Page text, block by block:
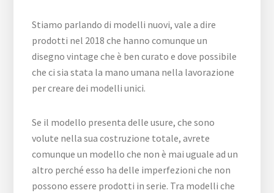
Stiamo parlando di modelli nuovi, vale a dire
prodotti nel 2018 che hanno comunque un
disegno vintage che è ben curato e dove possibile
che ci sia stata la mano umana nella lavorazione
per creare dei modelli unici.
Se il modello presenta delle usure, che sono
volute nella sua costruzione totale, avrete
comunque un modello che non è mai uguale ad un
altro perché esso ha delle imperfezioni che non
possono essere prodotti in serie. Tra modelli che